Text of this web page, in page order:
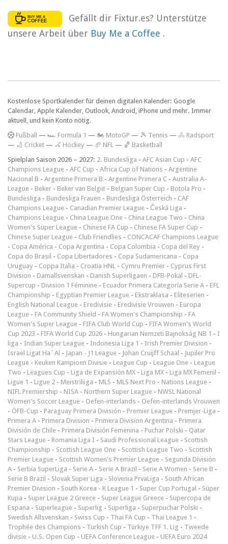
Gefällt dir Fixtur.es? Unterstütze
unsere Arbeit über Buy Me a Coffee .
Kostenlose Sportkalender für deinen digitalen Kalender: Google
Calendar, Apple Kalender, Outlook, Android, iPhone und mehr. Immer
aktuell, und kein Konto nötig.
Fußball — 🏎️ Formula 1 — 🏍 MotoGP — 🎾 Tennis — 🚴 Radsport
— 🏏 Cricket — 🏑 Hockey — 🏈 NFL — 🏀 Basketball
Spielplan Saison 2026 – 2027: 2. Bundesliga - AFC Asian Cup - AFC
Champions League - AFC Cup - Africa Cup of Nations - Argentine
Nacional B - Argentine Primera B - Argentine Primera C - Australia A-
League - Beker - Beker van België - Belgian Super Cup - Botola Pro -
Bundesliga - Bundesliga Frauen - Bundesliga Österreich - CAF
Champions League - Canadian Premier League - Česká Liga -
Champions League - China League One - China League Two - China
Women's Super League - Chinese FA Cup - Chinese FA Super Cup -
Chinese Super League - Club Friendlies - CONCACAF Champions League
- Copa América - Copa Argentina - Copa Colombia - Copa del Rey -
Copa do Brasil - Copa Libertadores - Copa Sudamericana - Copa
Uruguay - Coppa Italia - Croatia HNL - Cymru Premier - Cyprus First
Division - Damallsvenskan - Danish Superligaen - DFB-Pokal - DFL-
Supercup - Division 1 Féminine - Ecuador Primera Categoría Serie A - EFL
Championship - Egyptian Premier League - Ekstraklasa - Eliteserien -
English National League - Eredivisie - Eredivisie Vrouwen - Europa
League - FA Community Shield - FA Women's Championship - FA
Women's Super League - FIFA Club World Cup - FIFA Women's World
Cup 2023 - FIFA World Cup 2026 - Hungarian Nemzeti Bajnokság NB 1 - I
liga - Indian Super League - Indonesia Liga 1 - Irish Premier Division -
Israel Ligat Ha`Al - Japan - J1 League - Johan Cruijff Schaal - Jupiler Pro
League - Keuken Kampioen Divisie - League Cup - League One - League
Two - Leagues Cup - Liga de Expansión MX - Liga MX - Liga MX Femenil -
Ligue 1 - Ligue 2 - Meistriliiga - MLS - MLS Next Pro - Nations League -
NIFL Premiership - NISA - Northern Super League - NWSL National
Women's Soccer League - Oefen-interlands - Oefen-interlands Vrouwen
- ÖFB-Cup - Paraguay Primera División - Premier League - Premjer-Liga -
Primera A - Primera Division - Primera Division Argentina - Primera
División de Chile - Primera División Femenina - Puchar Polski - Qatar
Stars League - Romania Liga I - Saudi Professional League - Scottish
Championship - Scottish League One - Scottish League Two - Scottish
Premier League - Scottish Women's Premier League - Segunda División
A - Serbia SuperLiga - Serie A - Serie A Brazil - Serie A Women - Serie B -
Serie B Brazil - Slovak Super Liga - Slovenia PrvaLiga - South African
Premier Division - South Korea - K League 1 - Super Cup Portugal - Süper
Kupa - Super League 2 Greece - Super League Greece - Supercopa de
Espana - Superleague - Superlig - Superliga - Superpuchar Polski -
Swedish Allsvenskan - Swiss Cup - Thai FA Cup - Thai League 1 -
Trophée des Champions - Turkish Cup - Türkiye TFF 1. Lig - Tweede
divisie - U.S. Open Cup - UEFA Conference League - UEFA Euro 2024